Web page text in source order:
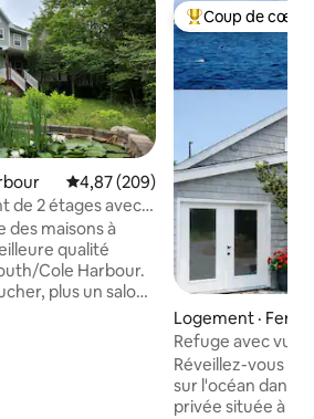
Note moyenne de 4,87 sur 5,
4,87 (209)
de 2 étages avec
et une salle
des maisons à
qualité
Cole Harbour.
plus un salon
Coup de cœur
Coup de cœur
Logement ·
e
Refuge avec vue
15 min du centre-
Réveillez-vous
sur l'océan dans
privée située à